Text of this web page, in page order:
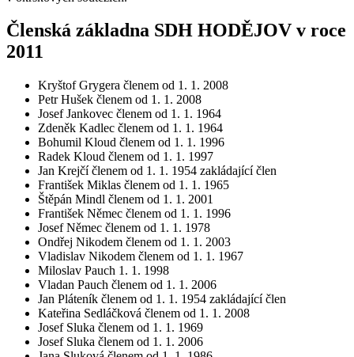
Členská základna SDH HODĚJOV v roce
2011
Kryštof Grygera členem od 1. 1. 2008
Petr Hušek členem od 1. 1. 2008
Josef Jankovec členem od 1. 1. 1964
Zdeněk Kadlec členem od 1. 1. 1964
Bohumil Kloud členem od 1. 1. 1996
Radek Kloud členem od 1. 1. 1997
Jan Krejčí členem od 1. 1. 1954 zakládající člen
František Miklas členem od 1. 1. 1965
Štěpán Mindl členem od 1. 1. 2001
František Němec členem od 1. 1. 1996
Josef Němec členem od 1. 1. 1978
Ondřej Nikodem členem od 1. 1. 2003
Vladislav Nikodem členem od 1. 1. 1967
Miloslav Pauch 1. 1. 1998
Vladan Pauch členem od 1. 1. 2006
Jan Pláteník členem od 1. 1. 1954 zakládající člen
Kateřina Sedláčková členem od 1. 1. 2008
Josef Sluka členem od 1. 1. 1969
Josef Sluka členem od 1. 1. 2006